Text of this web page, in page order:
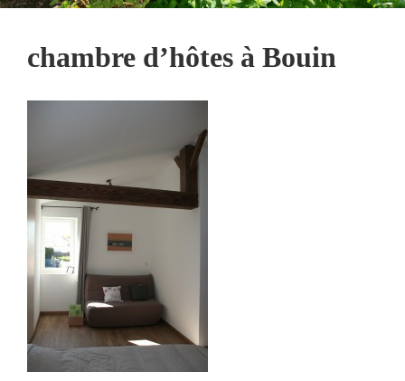
chambre d’hôtes à Bouin